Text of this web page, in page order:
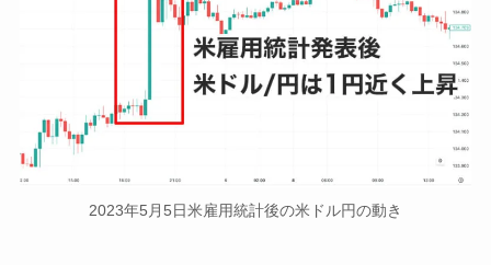
2023年5月5日米雇用統計後の米ドル円の動き